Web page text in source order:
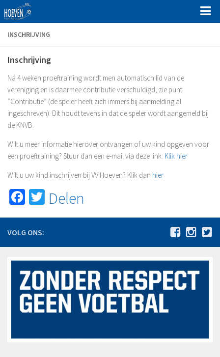
Home
Sociale Veiligheid bij VV Hoeven
Beslisdocument Sociale Veiligheid bij VV Hoeven
Protocol veilig sporten bij VV Hoeven
Gedragscodes bestuurders, werknemers
Aannamebeleid en gedragsregels
Organisatie
Ledenadministratie
PR Commissie
Sponsorcommissie
Vrienden van VV Hoeven
Tijdelijke leden feestweekend “Concert@Veld C 2022”
INSCHRIJVING
Inschrijving
Ná 4 weken proeftraining wordt men automatisch lid van de
vereniging en is daarmee contributie verschuldigd, zie punt
“Contributie” (de speler heeft zich immers bij aanmelding al
ingeschreven). Dit houdt tevens in dat de speler wordt aangemeld bij
de KNVB.
Wilt u meer informatie hierover ontvangen of uw kind opgeven voor
een proeftraining? Stuur dan een e-mail via deze link: Klik hier
Wilt u uw kind inschrijven bij VV Hoeven? Klik dan hier
Facebook
Twitter
Delen
VOLG ONS: